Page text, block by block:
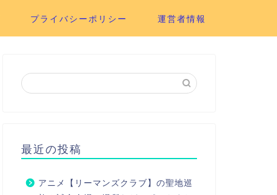
プライバシーポリシー 運営者情報
最近の投稿
アニメ【リーマンズクラブ】の聖地巡